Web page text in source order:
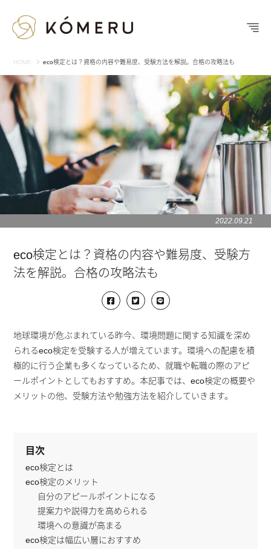
HOME eco検定とは？資格の内容や難易度、受験方法を解説。合格の攻略法も
2022.09.21
eco検定とは？資格の内容や難易度、受験方
法を解説。合格の攻略法も
地球環境が危ぶまれている昨今、環境問題に関する知識を深め
られるeco検定を受験する人が増えています。環境への配慮を積
極的に行う企業も多くなっているため、就職や転職の際のアピ
ールポイントとしてもおすすめ。本記事では、eco検定の概要や
メリットの他、受験方法や勉強方法を紹介していきます。
目次
eco検定とは
eco検定のメリット
自分のアピールポイントになる
提案力や説得力を高められる
環境への意識が高まる
eco検定は幅広い層におすすめ